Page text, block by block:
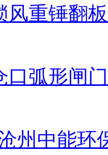
风重锤翻
口弧形闸
州中能环